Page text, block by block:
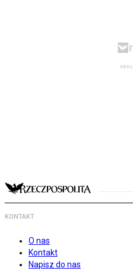
KONTAKT
O nas
Kontakt
Napisz do nas